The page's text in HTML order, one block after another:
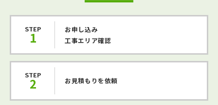
STEP
1
お申し込み
工事エリア確認
STEP
2 お見積もりを依頼